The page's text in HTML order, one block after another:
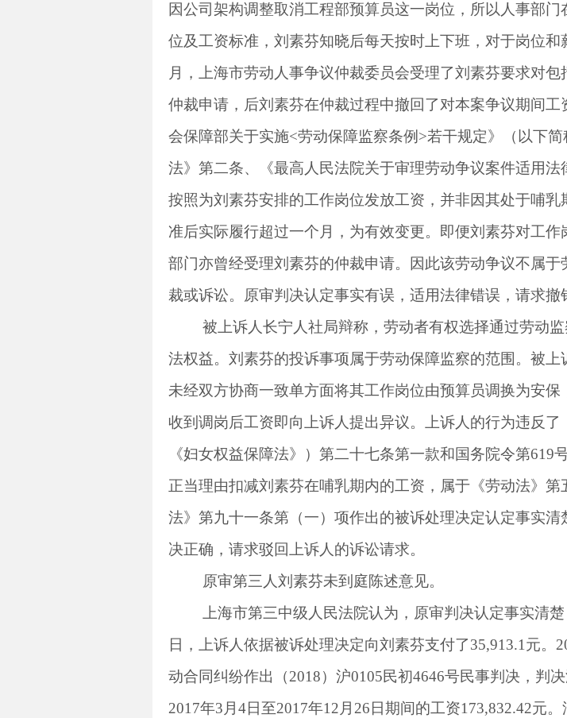
因公司架构调整取消工程部预算员这一岗位，所以人事部门
位及工资标准，刘素芬知晓后每天按时上下班，对于岗位和
月，上海市劳动人事争议仲裁委员会受理了刘素芬要求对
仲裁申请，后刘素芬在仲裁过程中撤回了对本案争议期间
会保障部关于实施<劳动保障监察条例 >若干规定》（以下
法》第二条、《最高人民法院关于审理劳动争议案件适用
按照为刘素芬安排的工作岗位发放工资，并非因其处于哺
准后实际履行超过一个月，为有效变更。即便刘素芬对工
部门亦曾经受理刘素芬的仲裁申请。因此该劳动争议不属
裁或诉讼。原审判决认定事实有误，适用法律错误，请求撤
被上诉人长宁人社局辩称，劳动者有权选择通过劳动
法权益。刘素芬的投诉事项属于劳动保障监察的范围。被
未经双方协商一致单方面将其工作岗位由预算员调换为安保
收到调岗后工资即向上诉人提出异议。上诉人的行为违反
《妇女权益保障法》）第二十七条第一款和国务院令第619
正当理由扣减刘素芬在哺乳期内的工资，属于《劳动法》
法》第九十一条第（一）项作出的被诉处理决定认定事实
决正确，请求驳回上诉人的诉讼请求。
原审第三人刘素芬未到庭陈述意见。
上海市第三中级人民法院认为，原审判决认定事实清
日，上诉人依据被诉处理决定向刘素芬支付了35,913.1 元。
动合同纠纷作出（2018）沪0105民初4646号民事判决，判
2017年3 月 4日至2017年12 月 26 日期间的工资173,832.42元。